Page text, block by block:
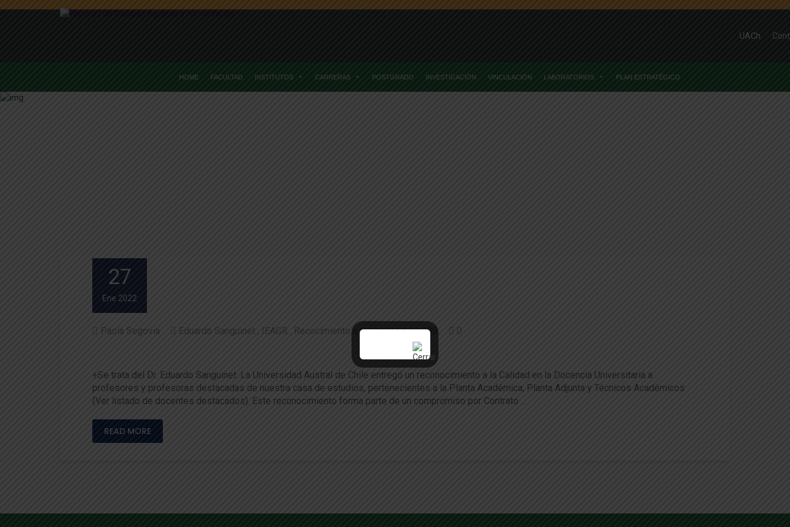
UACh
HOME FACULTAD INSTITUTOS CARRERAS POSTGRADO INVESTIGACIÓN VINCULACIÓN LABORATORIOS PLAN ESTRATÉGICO
27
Ene 2022
Paola Segovia Eduardo Sanguinet IEAGR Recocimiento a la docencia 108 0
Académico de la Facultad es destacado en calidad a la docencia por la UACh
+Se trata del Dr. Eduardo Sanguinet. La Universidad Austral de Chile entregó un reconocimiento a la Calidad en la Docencia Universitaria a
profesores y profesoras destacadas de nuestra casa de estudios, pertenecientes a la Planta Académica, Planta Adjunta y Técnicos Académicos
(Ver listado de docentes destacados). Este reconocimiento forma parte de un compromiso por Contrato …
READ MORE